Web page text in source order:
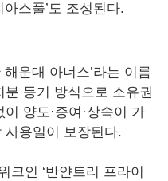
스풀’도 조성된다.
운대 아너스’라는 이름
등기 방식으로 소유권
양도·증여·상속이 가
사용일이 보장된다.
크인 ‘반얀트리 프라이